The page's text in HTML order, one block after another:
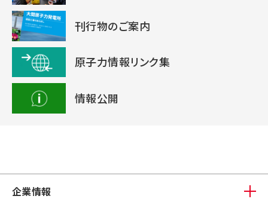
刊行物のご案内
原子力情報リンク集
情報公開
企業情報